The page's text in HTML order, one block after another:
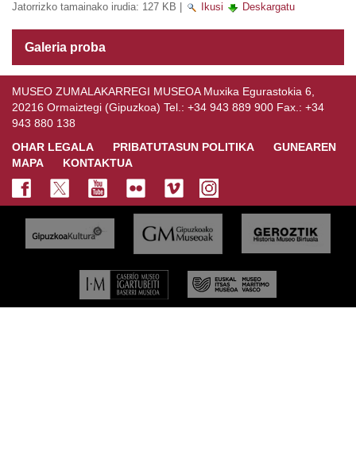
Jatorrizko tamainako irudia: 127 KB Ikusi Deskargatu
Galeria proba
MUSEO ZUMALAKARREGI MUSEOA Muxika Egurastokia 6,
20216 Ormaiztegi (Gipuzkoa) Tel.: +34 943 889 900 Fax.: +34
943 880 138
OHAR LEGALA
PRIBATUTASUN POLITIKA
GUNEAREN
MAPA
KONTAKTUA